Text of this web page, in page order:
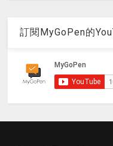
訂閱MyGoPen的